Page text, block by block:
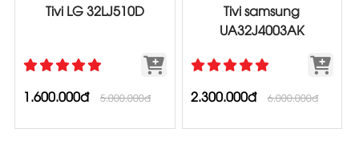
Tivi LG 32LJ510D
1.600.000đ 5.000.000đ
Tivi samsung
UA32J4003AK
2.300.000đ 6.000.000đ